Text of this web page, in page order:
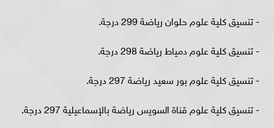
- تنسيق كلية علوم حلوان رياضة 299 درجة.
- تنسيق كلية علوم دمياط رياضة 298 درجة.
- تنسيق كلية علوم بور سعيد رياضة 297 درجة.
- تنسيق كلية علوم قناة السويس رياضة بالإسماعيلية 297 درجة.